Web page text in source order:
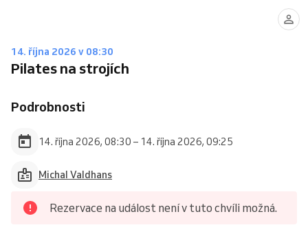
14. října 2026 v 08:30
Pilates na strojích
Podrobnosti
14. října 2026, 08:30 – 14. října 2026, 09:25
Michal Valdhans
Rezervace na událost není v tuto chvíli možná.